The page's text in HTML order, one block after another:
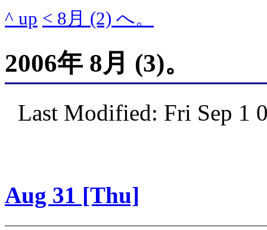
^ up < 8月 (2) へ。
2006年 8月 (3)。
Last Modified: Fri Sep 1
Aug 31 [Thu]